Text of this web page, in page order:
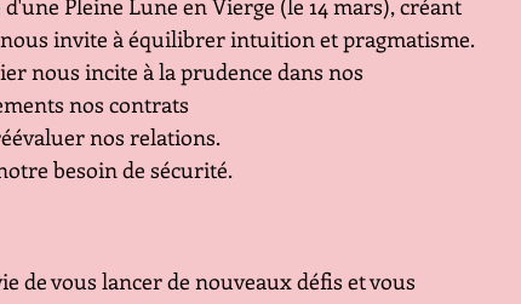
Pleine Lune en Vierge (le 14 mars), créant
invite à équilibrer intuition et pragmatisme.
nous incite à la prudence dans nos
nos contrats
nos relations.
besoin de sécurité.
de vous lancer de nouveaux défis et vous